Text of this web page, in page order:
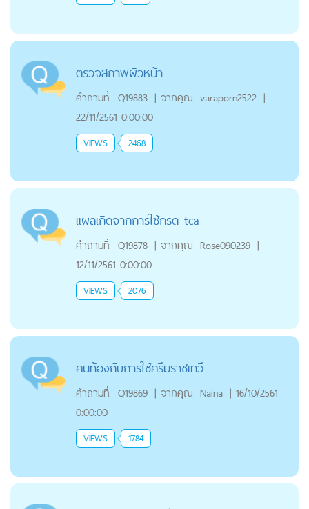
ตรวจสภาพผิวหน้า
คำถามที่: Q19883 | จากคุณ varaporn2522 |
22/11/2561 0:00:00
VIEWS 2468
แผลเกิดจากการใช้กรด tca
คำถามที่: Q19878 | จากคุณ Rose090239 |
12/11/2561 0:00:00
VIEWS 2076
คนท้องกับการใช้ครีมราชเทวี
คำถามที่: Q19869 | จากคุณ Naina | 16/10/2561
0:00:00
VIEWS 1784